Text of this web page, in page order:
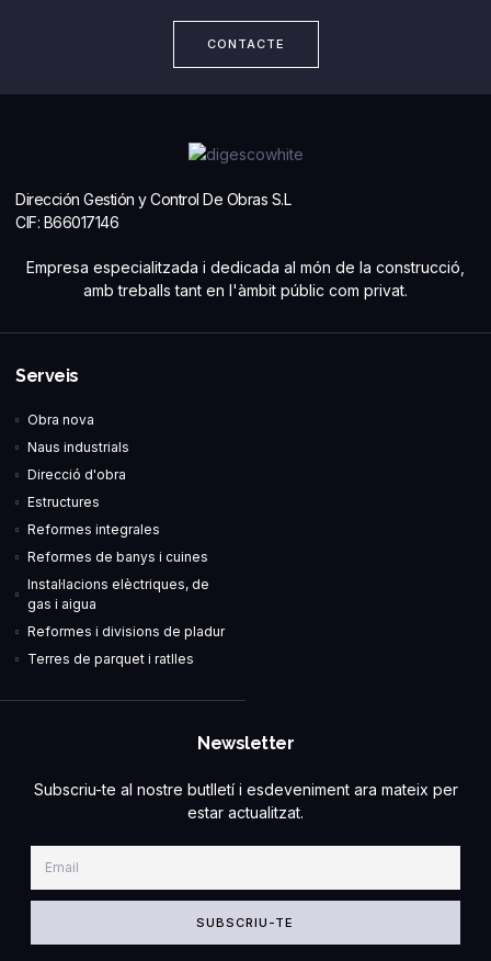
CONTACTE
Dirección Gestión y Control De Obras S.L
CIF: B66017146
Empresa especialitzada i dedicada al món de la construcció,
amb treballs tant en l'àmbit públic com privat.
Serveis
Obra nova
Naus industrials
Direcció d'obra
Estructures
Reformes integrales
Reformes de banys i cuines
Instal·lacions elèctriques, de
gas i aigua
Reformes i divisions de pladur
Terres de parquet i ratlles
Newsletter
Subscriu-te al nostre butlletí i esdeveniment ara mateix per
estar actualitzat.
SUBSCRIU-TE